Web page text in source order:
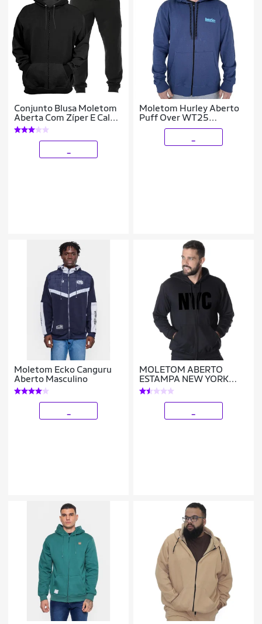
Conjunto Blusa Moletom
Aberta Com Zíper E Calça
Moletom Plus Size
Moletom Hurley Aberto
Puff Over WT25
Masculino
Moletom Ecko Canguru
Aberto Masculino
MOLETOM ABERTO
ESTAMPA NEW YORK
CITY PRETO